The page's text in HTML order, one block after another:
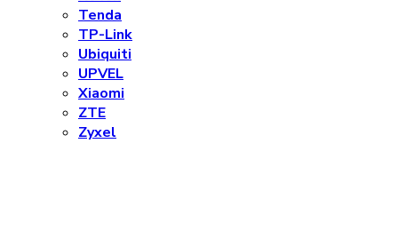
Tenda
TP-Link
Ubiquiti
UPVEL
Xiaomi
ZTE
Zyxel